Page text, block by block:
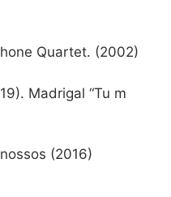
Quartet. (2002)
Madrigal “Tu m
(2016)